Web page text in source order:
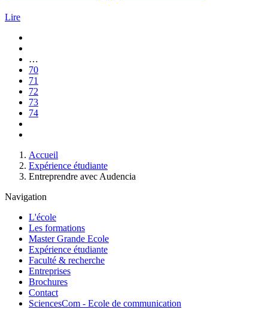
Lire
Pagination
précédente
…
Page
70
Page
71
Page
72
Page
courante
73
Page
74
d'Ariane
Accueil
Expérience étudiante
Entreprendre avec Audencia
Navigation
L'école
Les formations
Master Grande Ecole
Expérience étudiante
Faculté & recherche
Entreprises
Brochures
Contact
SciencesCom - Ecole de communication